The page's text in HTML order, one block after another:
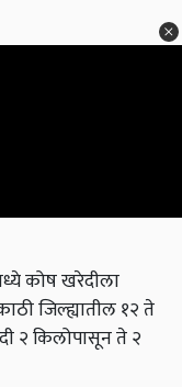
कोष खरेदीला
जिल्ह्यातील १२ ते
२ किलोपासून ते २